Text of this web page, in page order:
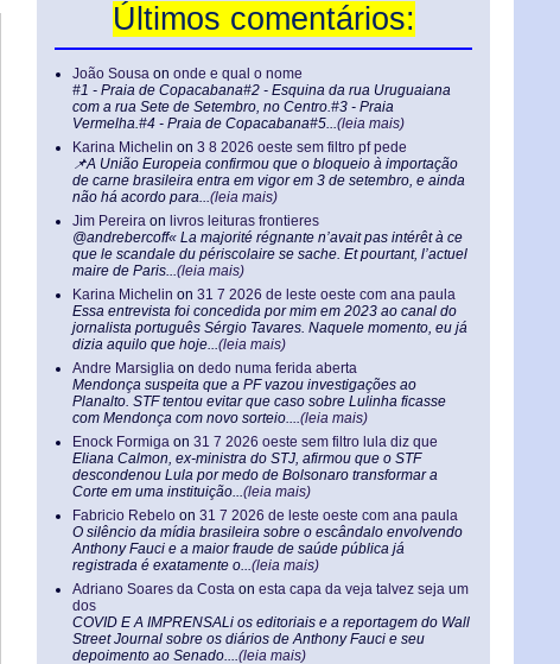
Últimos comentários:
João Sousa on onde e qual o nome
#1 - Praia de Copacabana#2 - Esquina da rua Uruguaiana
com a rua Sete de Setembro, no Centro.#3 - Praia
Vermelha.#4 - Praia de Copacabana#5...(leia mais)
Karina Michelin on 3 8 2026 oeste sem filtro pf pede
📌A União Europeia confirmou que o bloqueio à importação
de carne brasileira entra em vigor em 3 de setembro, e ainda
não há acordo para...(leia mais)
Jim Pereira on livros leituras frontieres
@andrebercoff« La majorité régnante n’avait pas intérêt à ce
que le scandale du périscolaire se sache. Et pourtant, l’actuel
maire de Paris...(leia mais)
Karina Michelin on 31 7 2026 de leste oeste com ana paula
Essa entrevista foi concedida por mim em 2023 ao canal do
jornalista português Sérgio Tavares. Naquele momento, eu já
dizia aquilo que hoje...(leia mais)
Andre Marsiglia on dedo numa ferida aberta
Mendonça suspeita que a PF vazou investigações ao
Planalto. STF tentou evitar que caso sobre Lulinha ficasse
com Mendonça com novo sorteio....(leia mais)
Enock Formiga on 31 7 2026 oeste sem filtro lula diz que
Eliana Calmon, ex-ministra do STJ, afirmou que o STF
descondenou Lula por medo de Bolsonaro transformar a
Corte em uma instituição...(leia mais)
Fabricio Rebelo on 31 7 2026 de leste oeste com ana paula
O silêncio da mídia brasileira sobre o escândalo envolvendo
Anthony Fauci e a maior fraude de saúde pública já
registrada é exatamente o...(leia mais)
Adriano Soares da Costa on esta capa da veja talvez seja um
dos
COVID E A IMPRENSALi os editoriais e a reportagem do Wall
Street Journal sobre os diários de Anthony Fauci e seu
depoimento ao Senado....(leia mais)